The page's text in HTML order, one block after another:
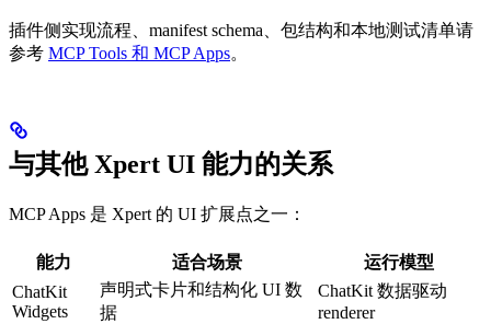
插件侧实现流程、manifest schema、包结构和本地测试清单请
参考 MCP Tools 和 MCP Apps。
与其他 Xpert UI 能力的关系
MCP Apps 是 Xpert 的 UI 扩展点之一：
能力 适合场景
运行模型
ChatKit
Widgets
声明式卡片和结构化 UI 数
据
ChatKit 数据驱动
renderer